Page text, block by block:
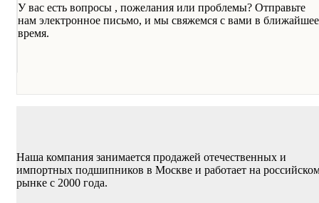
У вас есть вопросы , пожелания или проблемы? Отправьте
нам электронное письмо, и мы свяжемся с вами в ближайшее
время.
Наша компания занимается продажей отечественных и
импортных подшипников в Москве и работает на
рынке с 2000 года.